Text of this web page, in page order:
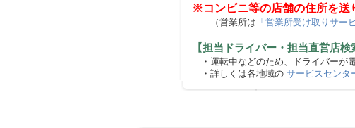
※コンビニ等の店舗の住所を送
（営業所は 「営業所受け取りサー
【担当ドライバー・担当直営店検
・運転中などのため、ドライバーが
・詳しくは各地域の サービスセンタ